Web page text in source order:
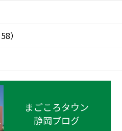
）
まごころタウン
静岡ブログ